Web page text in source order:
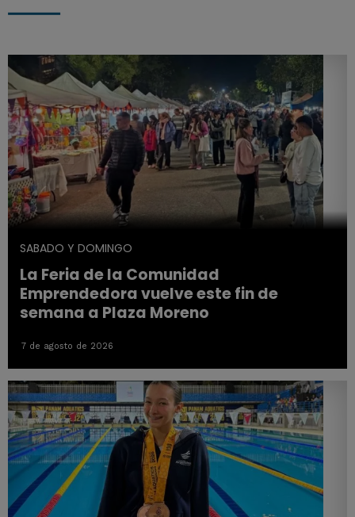
SABADO Y DOMINGO
La Feria de la Comunidad
Emprendedora vuelve este fin de
semana a Plaza Moreno
7 de agosto de 2026